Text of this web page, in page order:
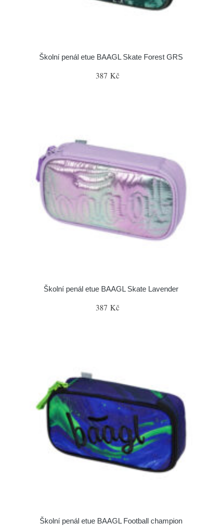
Školní penál etue BAAGL Skate Forest GRS
387 Kč
Školní penál etue BAAGL Skate Lavender
387 Kč
Školní penál etue BAAGL Football champion